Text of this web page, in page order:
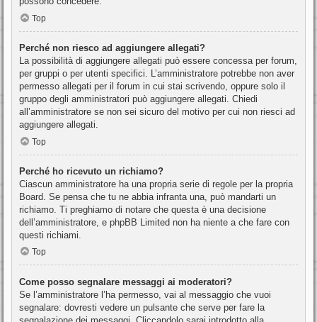
Top
Perché non riesco ad aggiungere allegati?
La possibilità di aggiungere allegati può essere concessa per forum,
per gruppi o per utenti specifici. L’amministratore potrebbe non aver
permesso allegati per il forum in cui stai scrivendo, oppure solo il
gruppo degli amministratori può aggiungere allegati. Chiedi
all’amministratore se non sei sicuro del motivo per cui non riesci ad
aggiungere allegati.
Top
Perché ho ricevuto un richiamo?
Ciascun amministratore ha una propria serie di regole per la propria
Board. Se pensa che tu ne abbia infranta una, può mandarti un
richiamo. Ti preghiamo di notare che questa è una decisione
dell’amministratore, e phpBB Limited non ha niente a che fare con
questi richiami.
Top
Come posso segnalare messaggi ai moderatori?
Se l’amministratore l’ha permesso, vai al messaggio che vuoi
segnalare: dovresti vedere un pulsante che serve per fare la